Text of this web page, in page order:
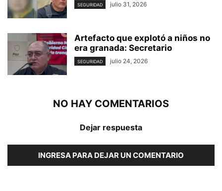
SEGURIDAD julio 31, 2026
Artefacto que explotó a niños no
era granada: Secretario
SEGURIDAD julio 24, 2026
NO HAY COMENTARIOS
Dejar respuesta
INGRESA PARA DEJAR UN COMENTARIO